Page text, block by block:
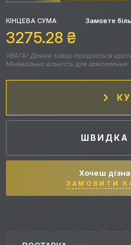
КІНЦЕВА СУМА Замовте
3275.28 ₴
УВАГА! Даний товар продається
Мінімальна кількість для замовлення:
ШВИДКА
Хочеш
ЗАМОВИТИ